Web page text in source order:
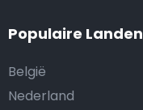
Populaire Landen
België
Nederland